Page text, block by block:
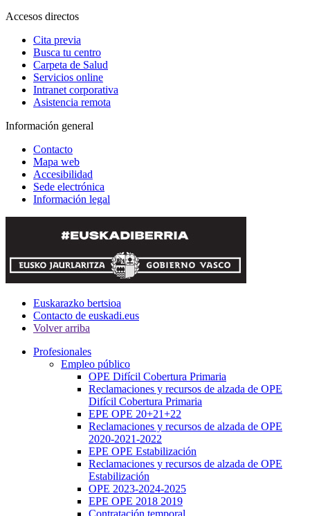
Accesos directos
Cita previa
Busca tu centro
Carpeta de Salud
Servicios online
Intranet corporativa
Asistencia remota
Información general
Contacto
Mapa web
Accesibilidad
Sede electrónica
Información legal
Euskarazko bertsioa
Contacto de euskadi.eus
Volver arriba
Profesionales
Empleo público
OPE Difícil Cobertura Primaria
Reclamaciones y recursos de alzada de OPE
Difícil Cobertura Primaria
EPE OPE 20+21+22
Reclamaciones y recursos de alzada de OPE
2020-2021-2022
EPE OPE Estabilización
Reclamaciones y recursos de alzada de OPE
Estabilización
OPE 2023-2024-2025
EPE OPE 2018 2019